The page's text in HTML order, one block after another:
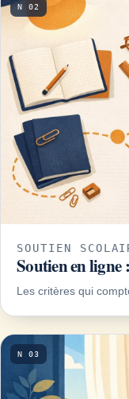
N 02
SOUTIEN
Soutien en ligne
Les critères qui
N 03